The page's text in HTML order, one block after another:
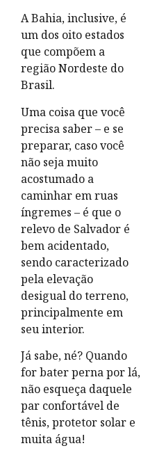
A Bahia, inclusive, é
um dos oito estados
que compõem a
região Nordeste do
Brasil.
Uma coisa que você
precisa saber – e se
preparar, caso você
não seja muito
acostumado a
caminhar em ruas
íngremes – é que o
relevo de Salvador é
bem acidentado,
sendo caracterizado
pela elevação
desigual do terreno,
principalmente em
seu interior.
Já sabe, né? Quando
for bater perna por lá,
não esqueça daquele
par confortável de
tênis, protetor solar e
muita água!